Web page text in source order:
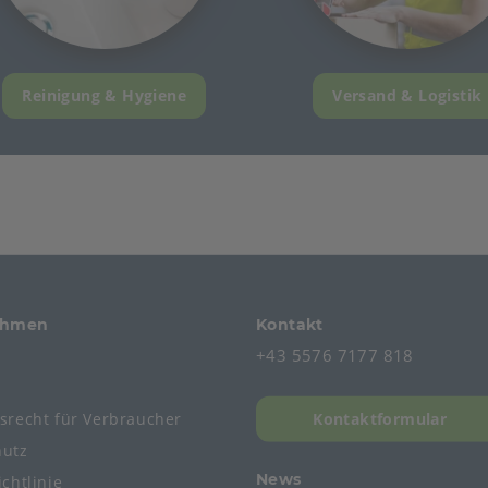
Reinigung & Hygiene Versand & Logistik
für Verbraucher
Kontakt
+43 5576 7177 818
Kontaktformular
News